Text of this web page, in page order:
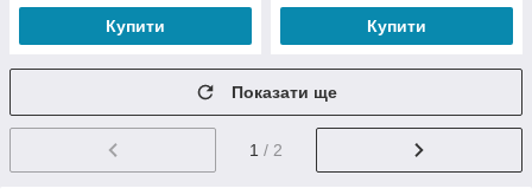
Купити Купити
Показати ще
1 / 2